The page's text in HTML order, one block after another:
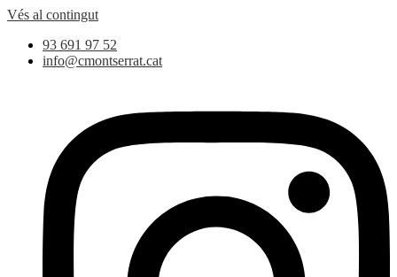
Vés al contingut
93 691 97 52
info@cmontserrat.cat